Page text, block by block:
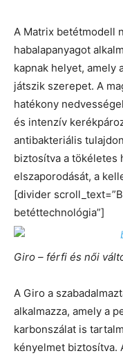
A Matrix betétmodell
habalapanyagot
kapnak helyet, amely
játszik szerepet. A
hatékony
és intenzív
antibakteriális
biztosítva a tökéletes
elszaporodását, a
[divider
betéttechnológia”]
Giro – férfi és női
A Giro a
alkalmazza, amely a
karbonszálat is
kényelmet biztosítva.